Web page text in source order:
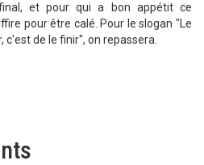
et pour qui a bon appétit ce
pour être calé. Pour le slogan "Le
c'est de le finir", on repassera.